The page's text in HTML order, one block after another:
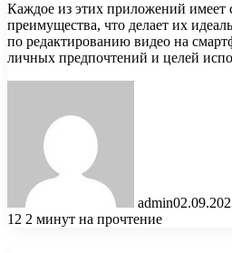
Каждое из этих приложений имеет
преимущества, что делает их
по редактированию видео на
личных предпочтений и целей
admin
12 2 минут на прочтение